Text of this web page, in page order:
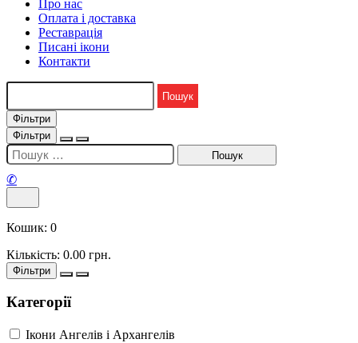
Про нас
Оплата і доставка
Реставрація
Писані ікони
Контакти
Фільтри
Фільтри
✆
Кошик: 0
Кількість: 0.00 грн.
Фільтри
Категорії
Ікони Ангелів і Архангелів